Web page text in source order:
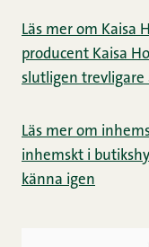
Läs mer om Kaisa
producent Kaisa
slutligen trevligare
Läs mer om
inhemskt i
känna igen